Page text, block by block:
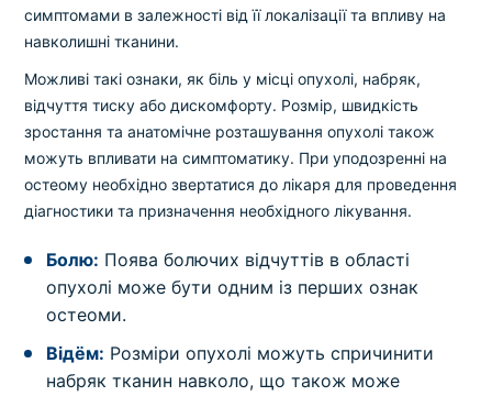
симптомами в залежності від її локалізації та впливу на
навколишні тканини.
Можливі такі ознаки, як біль у місці опухолі, набряк,
відчуття тиску або дискомфорту. Розмір, швидкість
зростання та анатомічне розташування опухолі також
можуть впливати на симптоматику. При уподозренні на
остеому необхідно звертатися до лікаря для проведення
діагностики та призначення необхідного лікування.
Болю: Поява болючих відчуттів в області
опухолі може бути одним із перших ознак
остеоми.
Відём: Розміри опухолі можуть спричинити
набряк тканин навколо, що також може